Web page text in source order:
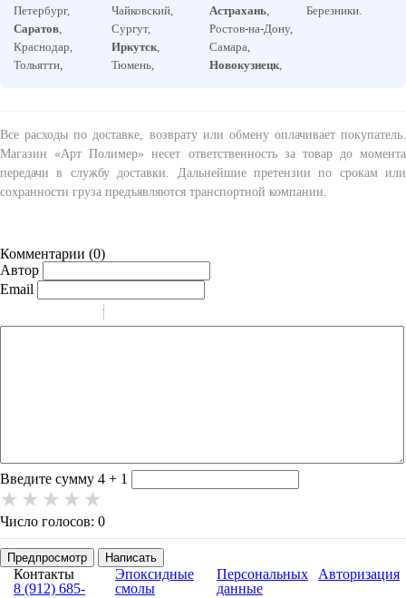
Петербург,
Саратов,
Краснодар,
Тольятти,
Чайковский,
Сургут,
Иркутск,
Тюмень,
Астрахань,
Ростов-на-Дону,
Самара,
Новокузнецк,
Березники.
Все расходы по доставке, возврату или обмену оплачивает покупатель.
Магазин «Арт Полимер» несет ответственность за товар до момента
передачи в службу доставки. Дальнейшие претензии по срокам или
сохранности груза предъявляются транспортной компании.
Комментарии (0)
Автор
Email
-
-
-
Введите сумму 4 + 1
Число голосов: 0
Предпросмотр Написать
Контакты
8 (912) 685-
Эпоксидные
смолы
Персональных
данные
Авторизация